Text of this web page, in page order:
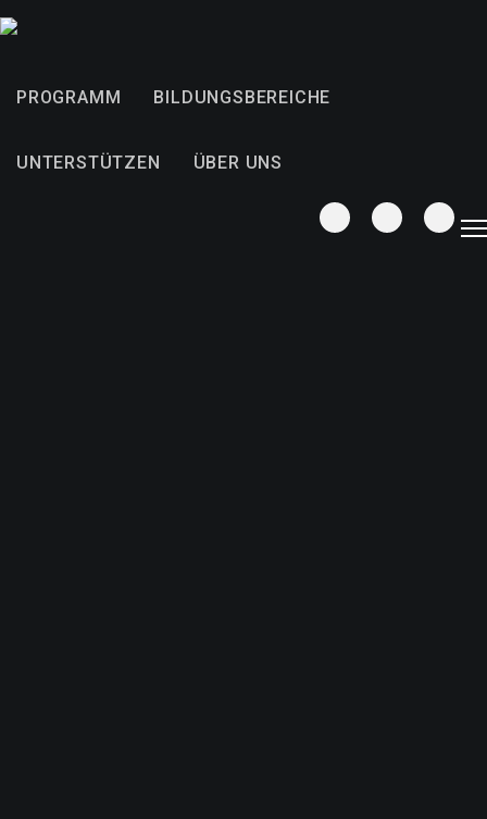
PROGRAMM BILDUNGSBEREICHE
UNTERSTÜTZEN ÜBER UNS